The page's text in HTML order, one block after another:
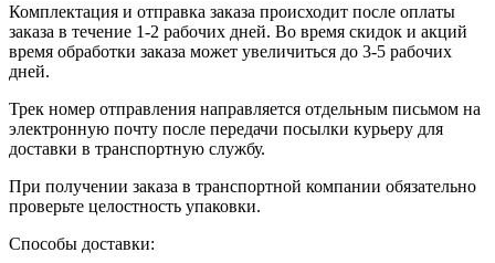
Комплектация и отправка заказа происходит после оплаты
заказа в течение 1-2 рабочих дней. Во время скидок и акций
время обработки заказа может увеличиться до 3-5 рабочих
дней.
Трек номер отправления направляется отдельным письмом на
электронную почту после передачи посылки курьеру для
доставки в транспортную службу.
При получении заказа в транспортной компании обязательно
проверьте целостность упаковки.
Способы доставки: